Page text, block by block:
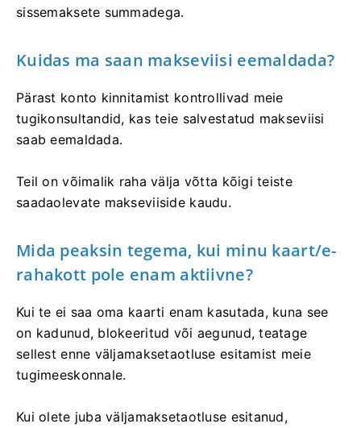
sissemaksete summadega.
Kuidas ma saan makseviisi eemaldada?
Pärast konto kinnitamist kontrollivad meie
tugikonsultandid, kas teie salvestatud makseviisi
saab eemaldada.
Teil on võimalik raha välja võtta kõigi teiste
saadaolevate makseviiside kaudu.
Mida peaksin tegema, kui minu kaart/e-
rahakott pole enam aktiivne?
Kui te ei saa oma kaarti enam kasutada, kuna see
on kadunud, blokeeritud või aegunud, teatage
sellest enne väljamaksetaotluse esitamist meie
tugimeeskonnale.
Kui olete juba väljamaksetaotluse esitanud,